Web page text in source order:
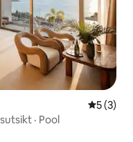
5 av 5 i
5 (3)
· Pool